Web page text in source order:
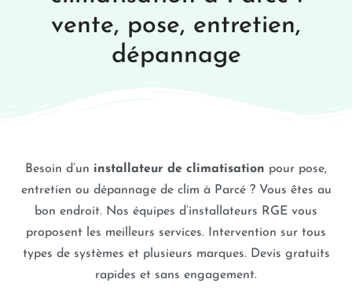
vente, pose, entretien,
dépannage
Besoin d’un installateur de climatisation pour pose,
entretien ou dépannage de clim à Parcé ? Vous êtes au
bon endroit. Nos équipes d’installateurs RGE vous
proposent les meilleurs services. Intervention sur tous
types de systèmes et plusieurs marques. Devis gratuits
rapides et sans engagement.